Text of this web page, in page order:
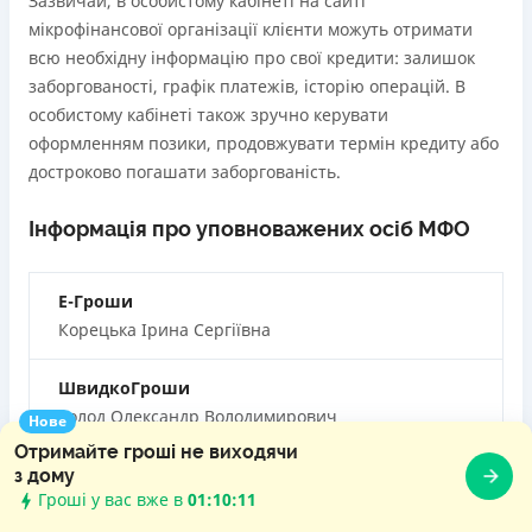
Нове
Отримайте гроші не виходячи
з дому
Гроші у вас вже в 01:10:13
мікрофінансової організації клієнти можуть отримати
всю необхідну інформацію про свої кредити: залишок
заборгованості, графік платежів, історію операцій. В
особистому кабінеті також зручно керувати
оформленням позики, продовжувати термін кредиту або
достроково погашати заборгованість.
Інформація про уповноважених осіб МФО
Е-Гроши
Корецька Ірина Сергіївна
ШвидкоГроши
Холод Олександр Володимирович
Credit7
Пшеничний Андрій Іванович